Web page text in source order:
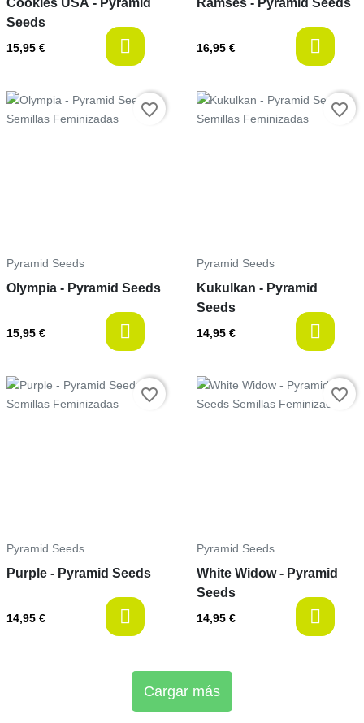
Seeds
15,95 € available
16,95 €
Precio
Pyramid Seeds
Olympia - Pyramid Seeds
15,95 € available
favorite_border Precio
Pyramid Seeds
Kukulkan - Pyramid
Seeds
14,95 €
favorite_border
Precio
Pyramid Seeds
Purple - Pyramid Seeds
14,95 € available
favorite_border Precio
Pyramid Seeds
White Widow - Pyramid
Seeds
14,95 €
favorite_border
Cargar más